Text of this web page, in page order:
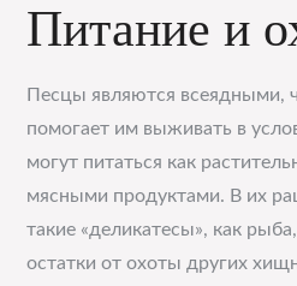
Питание и
Песцы являются всеядными,
помогает им выживать в
могут питаться как
мясными продуктами. В их
такие «деликатесы», как
остатки от охоты других